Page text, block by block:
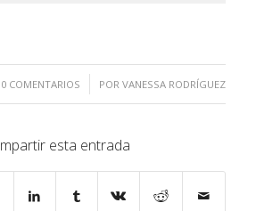
0 COMENTARIOS
/ POR VANESSA RODRÍGUEZ
esta entrada